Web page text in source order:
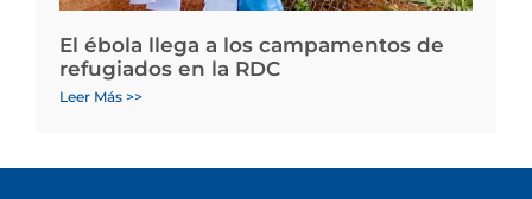
El ébola llega a los campamentos de
refugiados en la RDC
Leer Más >>